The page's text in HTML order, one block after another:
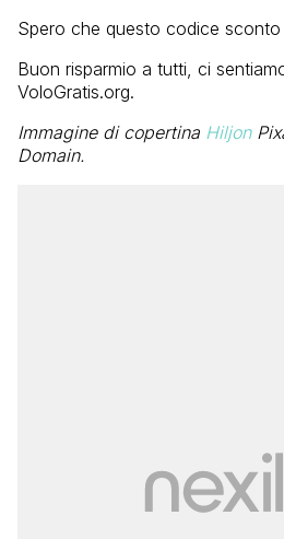
Spero che questo codice sconto
Buon risparmio a tutti, ci
VoloGratis.org.
Immagine di copertina Hiljon
Domain.